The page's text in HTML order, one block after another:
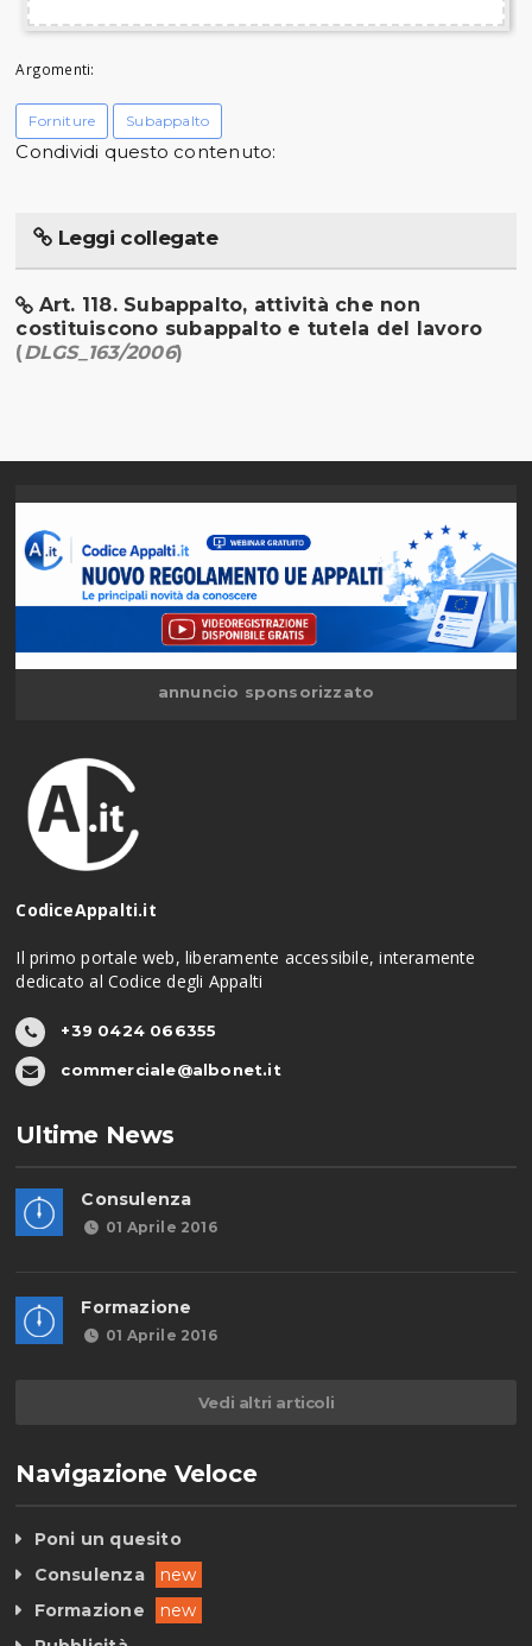
Argomenti:
Forniture Subappalto
Condividi questo contenuto:
Leggi collegate
Art. 118. Subappalto, attività che non
costituiscono subappalto e tutela del lavoro
(DLGS_163/2006)
annuncio sponsorizzato
CodiceAppalti.it
Il primo portale web, liberamente accessibile, interamente
dedicato al Codice degli Appalti
+39 0424 066355
commerciale@albonet.it
Ultime News
Consulenza
01 Aprile 2016
Formazione
01 Aprile 2016
Vedi altri articoli
Navigazione Veloce
Poni un quesito
Consulenza
new
Formazione
new